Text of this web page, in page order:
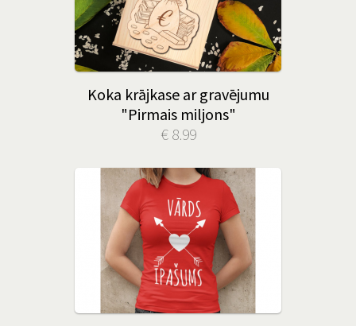
Koka krājkase ar gravējumu
"Pirmais miljons"
€ 8.99